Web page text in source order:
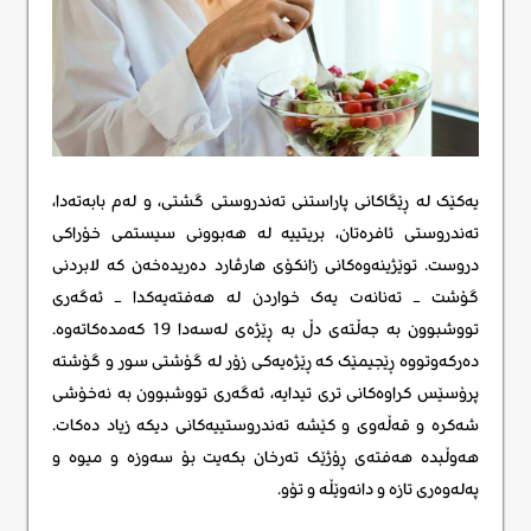
یەکێک لە ڕێگاکانی پاراستنی تەندروستی گشتی، و لەم بابەتەدا،
تەندروستی ئافرەتان، بریتییە لە هەبوونی سیستمی خۆراکی
دروست. توێژینەوەکانی زانکۆی هارڤارد دەریدەخەن کە لابردنی
گۆشت – تەنانەت یەک خواردن لە هەفتەیەکدا – ئەگەری
تووشبوون بە جەڵتەی دڵ بە ڕێژەی لەسەدا 19 کەمدەکاتەوە.
دەرکەوتووە ڕێجیمێک کە ڕێژەیەکی زۆر لە گۆشتی سور و گۆشتە
پرۆسێس کراوەکانی تری تیدایه، ئەگەری تووشبوون بە نەخۆشی
شەکرە و قەڵەوی و کێشە تەندروستییەکانی دیکە زیاد دەکات.
هەوڵبدە هەفتەی ڕۆژێک تەرخان بکەیت بۆ سەوزە و میوە و
پەلەوەری تازە و دانەوێڵە و تۆو.